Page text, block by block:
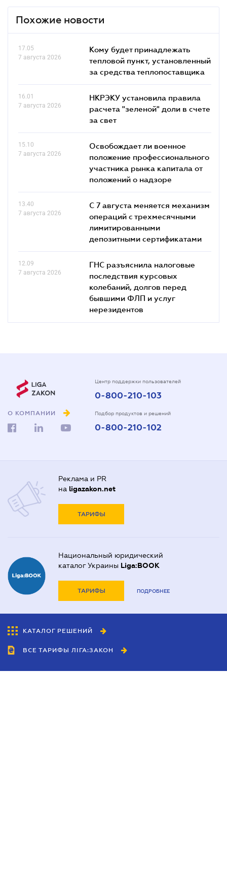
Похожие новости
17.05
7 августа 2026
Кому будет принадлежать
тепловой пункт, установленный
за средства теплопоставщика
16.01
7 августа 2026
НКРЭКУ установила правила
расчета "зеленой" доли в счете
за свет
15.10
7 августа 2026
Освобождает ли военное
положение профессионального
участника рынка капитала от
положений о надзоре
13.40
7 августа 2026
С 7 августа меняется механизм
операций с трехмесячными
лимитированными
депозитными сертификатами
12.09
7 августа 2026
ГНС разъяснила налоговые
последствия курсовых
колебаний, долгов перед
бывшими ФЛП и услуг
нерезидентов
О КОМПАНИИ
Центр поддержки пользователей
0-800-210-103
Подбор продуктов и решений
0-800-210-102
Реклама и PR
на ligazakon.net
ТАРИФЫ
Национальный юридический
каталог Украины Liga:BOOK
ТАРИФЫ ПОДРОБНЕЕ
КАТАЛОГ РЕШЕНИЙ
ВСЕ ТАРИФЫ ЛІГА:ЗАКОН